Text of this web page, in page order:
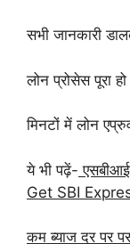
सभी जानकारी
लोन प्रोसेस पूरा हो
मिनटों में लोन
ये भी पढ़ें-
Get SBI
कम ब्याज दर पर